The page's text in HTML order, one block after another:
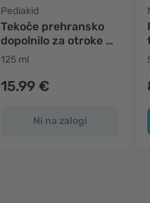
Pediakid
Tekoče prehransko
dopolnilo za otroke –
potovalna slabost
125 ml
15.99 €
Ni na zalogi